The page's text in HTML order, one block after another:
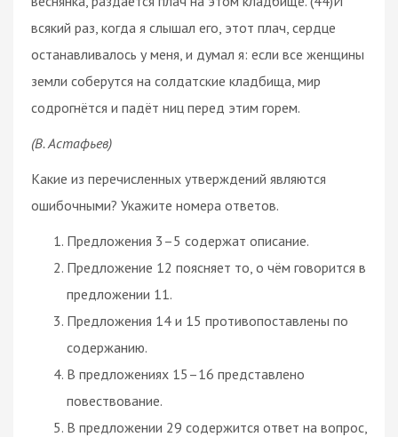
всякий раз, когда я слышал его, этот плач, сердце
останавливалось у меня, и думал я: если все женщины
земли соберутся на солдатские кладбища, мир
содрогнётся и падёт ниц перед этим горем.
(В. Астафьев)
Какие из перечисленных утверждений являются
ошибочными? Укажите номера ответов.
Предложения 3–5 содержат описание.
Предложение 12 поясняет то, о чём говорится в
предложении 11.
Предложения 14 и 15 противопоставлены по
содержанию.
В предложениях 15–16 представлено
повествование.
В предложении 29 содержится ответ на вопрос,